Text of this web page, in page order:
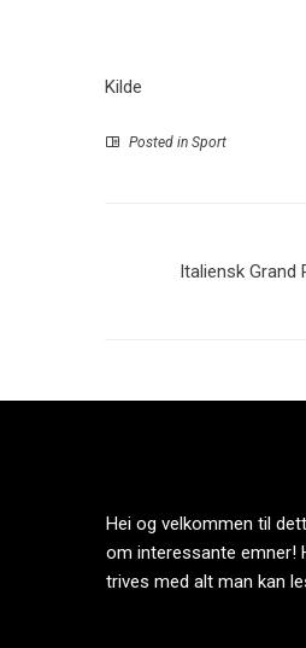
Kilde
Posted in Sport
Italiensk Grand
Hei og velkommen til
om interessante emner!
trives med alt man kan